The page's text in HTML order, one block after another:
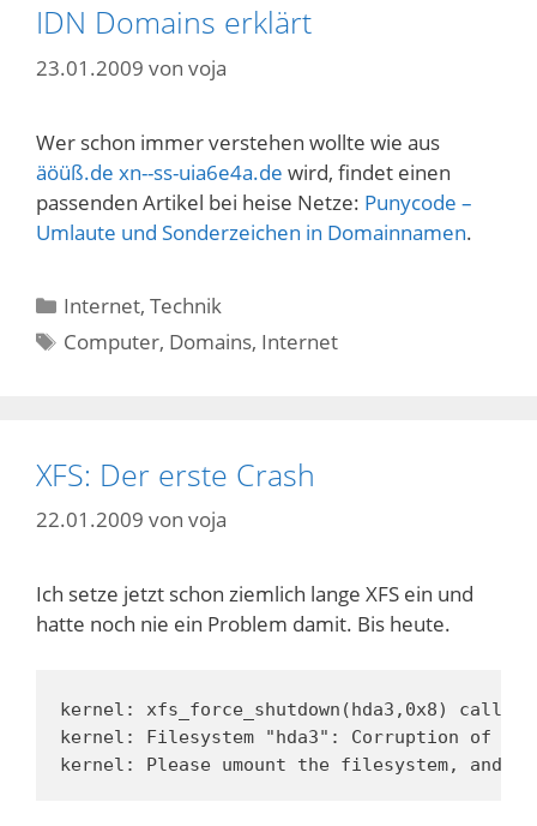
IDN Domains erklärt
23.01.2009 von voja
Wer schon immer verstehen wollte wie aus
äöüß.de xn--ss-uia6e4a.de wird, findet einen
passenden Artikel bei heise Netze: Punycode –
Umlaute und Sonderzeichen in Domainnamen.
Kategorien
Internet,Technik
Schlagwörter
Computer, Domains, Internet
XFS: Der erste Crash
22.01.2009 von voja
Ich setze jetzt schon ziemlich lange XFS ein und
hatte noch nie ein Problem damit. Bis heute.
kernel: xfs_force_shutdown(hda3,0x8)
kernel: Filesystem "hda3": Corruption of in-
kernel: Please umount the filesystem, and